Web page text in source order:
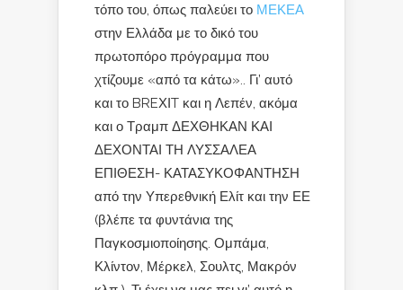
τόπο του, όπως παλεύει το ΜΕΚΕΑ
στην Ελλάδα με το δικό του
πρωτοπόρο πρόγραμμα που
χτίζουμε «από τα κάτω».. Γι’ αυτό
και το BREΧΙT και η Λεπέν, ακόμα
και ο Τραμπ ΔΕΧΘΗΚΑΝ ΚΑΙ
ΔΕΧΟΝΤΑΙ ΤΗ ΛΥΣΣΑΛΕΑ
ΕΠΙΘΕΣΗ- ΚΑΤΑΣΥΚΟΦΑΝΤΗΣΗ
από την Υπερεθνική Ελίτ και την ΕΕ
(βλέπε τα φυντάνια της
Παγκοσμιοποίησης. Ομπάμα,
Κλίντον, Μέρκελ, Σουλτς, Μακρόν